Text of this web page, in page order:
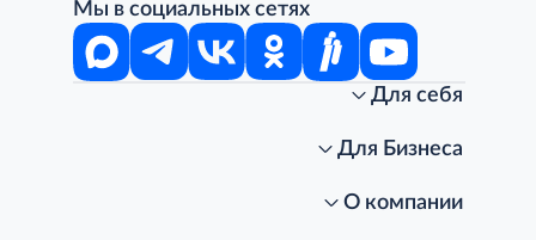
Мы в социальных сетях
Для себя
Стань клиентом METRO
Для Бизнеса
О компании